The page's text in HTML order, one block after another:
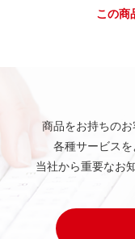
この商
商品をお持ちの
各種サービスを
当社から重要なお